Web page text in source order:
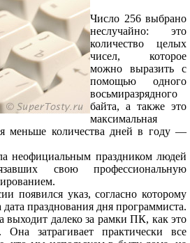
Число 256 выбрано
неслучайно: это
количество целых
чисел, которое
можно выразить с
помощью одного
восьмиразрядного
байта, а также это
максимальная
меньше количества дней в году —
неофициальным праздником людей
свою профессиональную
появился указ, согласно которому
празднования дня программиста.
выходит далеко за рамки ПК, как это
Она затрагивает практически все